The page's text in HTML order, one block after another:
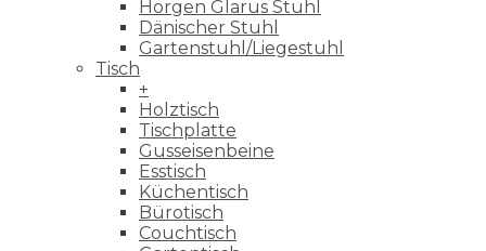
Horgen Glarus Stuhl
Dänischer Stuhl
Gartenstuhl/Liegestuhl
Tisch
+
Holztisch
Tischplatte
Gusseisenbeine
Esstisch
Küchentisch
Bürotisch
Couchtisch